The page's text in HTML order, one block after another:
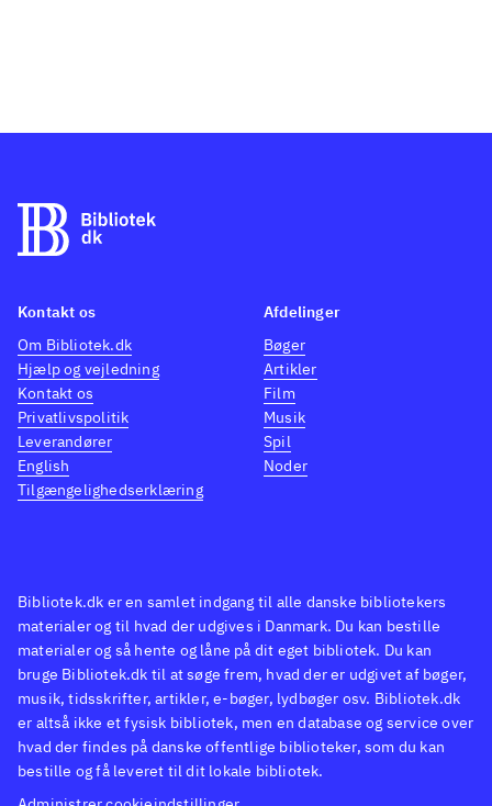
Bibliotek.dk er en samlet indgang til alle danske bibliotekers
materialer og til hvad der udgives i Danmark. Du kan bestille
materialer og så hente og låne på dit eget bibliotek. Du kan
bruge Bibliotek.dk til at søge frem, hvad der er udgivet af bøger,
musik, tidsskrifter, artikler, e-bøger, lydbøger osv. Bibliotek.dk
er altså ikke et fysisk bibliotek, men en database og service over
hvad der findes på danske offentlige biblioteker, som du kan
bestille og få leveret til dit lokale bibliotek.
Kontakt os
Om Bibliotek.dk
Hjælp og vejledning
Kontakt os
Privatlivspolitik
Leverandører
English
Tilgængelighedserklæring
Afdelinger
Bøger
Artikler
Film
Musik
Spil
Noder